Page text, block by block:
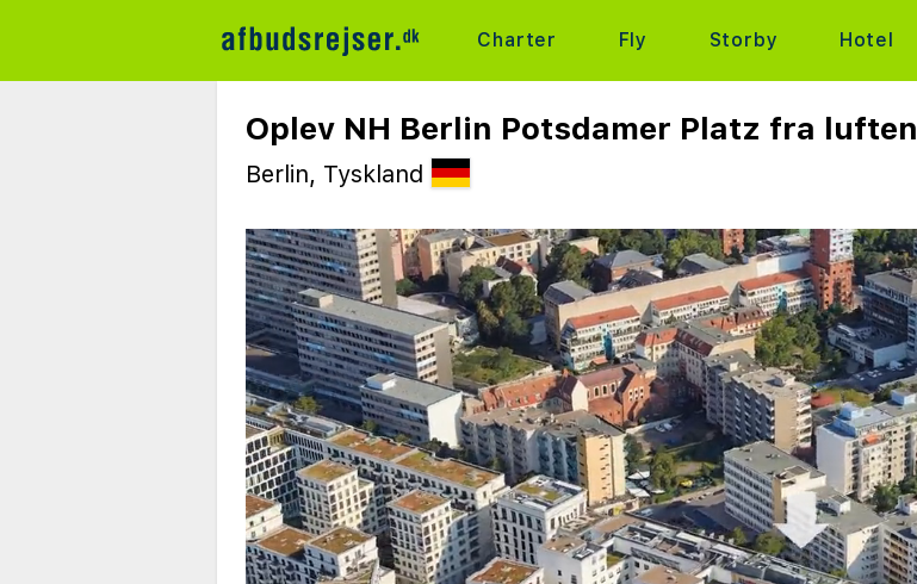
Charter Fly Storby Hotel
Oplev NH Berlin Potsdamer Platz fra luften
Berlin, Tyskland